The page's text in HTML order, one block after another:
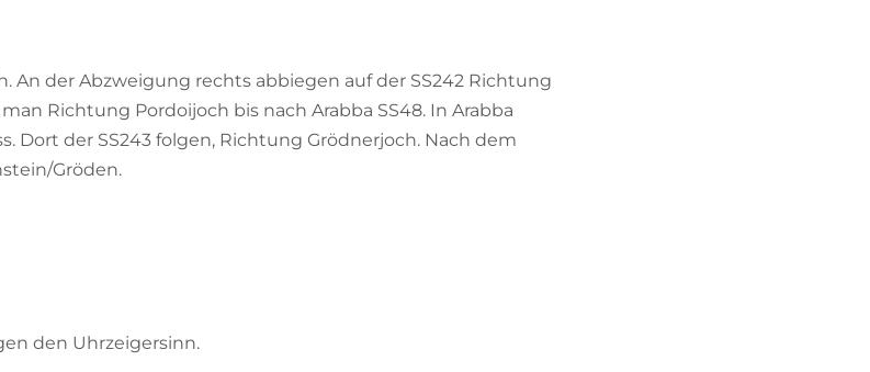
An der Abzweigung rechts abbiegen auf der SS242 Richtung
Richtung Pordoijoch bis nach Arabba SS48. In Arabba
Dort der SS243 folgen, Richtung Grödnerjoch. Nach dem
Gröden.
den Uhrzeigersinn.